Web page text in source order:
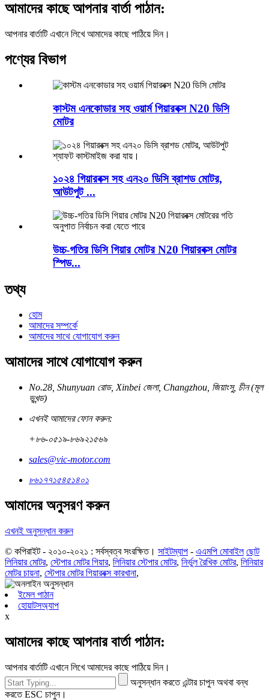
আমাদের কাছে আপনার বার্তা পাঠান:
আপনার বার্তাটি এখানে লিখে আমাদের কাছে পাঠিয়ে দিন।
পণ্যের বিভাগ
কাস্টম এনকোডার সহ ওয়ার্ম গিয়ারবক্স N20 ডিসি
মোটর
১০২৪ গিয়ারবক্স সহ এন২০ ডিসি ব্রাশড মোটর,
আউটপুট ...
উচ্চ-গতির ডিসি গিয়ার মোটর N20 গিয়ারবক্স মোটর
স্পিড...
তথ্য
হোম
আমাদের সম্পর্কে
আমাদের সাথে যোগাযোগ করুন
আমাদের সাথে যোগাযোগ করুন
No.28, Shunyuan রোড, Xinbei জেলা, Changzhou, জিয়াংসু, চীন (মূল
ভূখন্ড)
এখনই আমাদের ফোন করুন:
+৮৬-০৫১৯-৮৬৯২১৫৬৯
sales@vic-motor.com
৮৬১৭৭১৫৪৫১৪০১
আমাদের অনুসরণ করুন
এখনই অনুসন্ধান করুন
© কপিরাইট - ২০১০-২০২১ : সর্বস্বত্ব সংরক্ষিত। সাইটম্যাপ - এএমপি মোবাইল ছোট
লিনিয়ার মোটর, স্টেপার মোটর গিয়ার, লিনিয়ার স্টেপার মোটর, নির্ভুল রৈখিক মোটর, লিনিয়ার
মোটর চায়না, স্টেপার মোটর গিয়ারবক্স কারখানা,
ইমেল পাঠান
হোয়াটসঅ্যাপ
x
আমাদের কাছে আপনার বার্তা পাঠান:
আপনার বার্তাটি এখানে লিখে আমাদের কাছে পাঠিয়ে দিন।
অনুসন্ধান করতে এন্টার চাপুন অথবা বন্ধ
করতে ESC চাপুন।